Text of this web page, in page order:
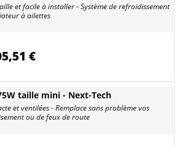
et facile à installer - Système de refroidissement
à ailettes
€
taille mini - Next-Tech
et ventilées - Remplace sans problème vos
ou de feux de route